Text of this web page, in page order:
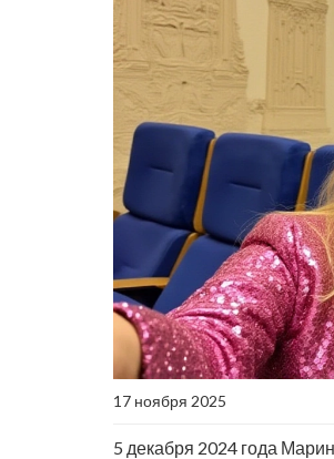
17 ноября 2025
5 декабря 2024 года